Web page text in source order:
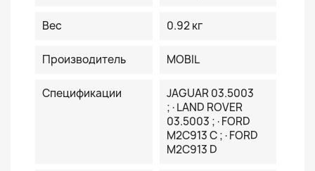
Вес 0.92 кг
Производитель MOBIL
Спецификации
JAGUAR 03.5003
;·LAND ROVER
03.5003 ;·FORD
M2C913 C ;·FORD
M2C913 D